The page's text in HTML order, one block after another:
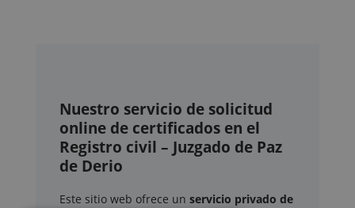
Nuestro servicio de solicitud
online de certificados en el
Registro civil – Juzgado de Paz
de Derio
Este sitio web ofrece un servicio privado de